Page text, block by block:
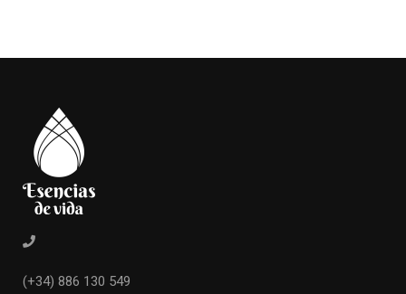
(+34) 886 130 549